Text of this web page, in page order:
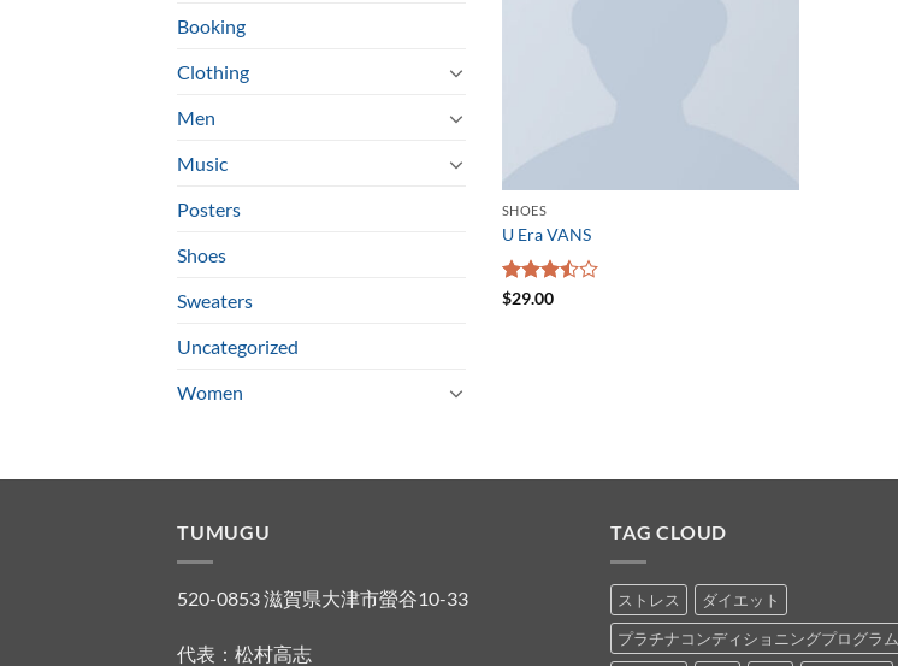
Booking
Clothing
Men
Music
Posters
Shoes
Sweaters
Uncategorized
Women
SHOES
U Era VANS
5段階中
$29.00
TUMUGU
520-0853 滋賀県大津市螢谷10-33
代表：松村高志
TAG CLOUD
ストレス
ダイエット
プラチナコンディショニングプログラム